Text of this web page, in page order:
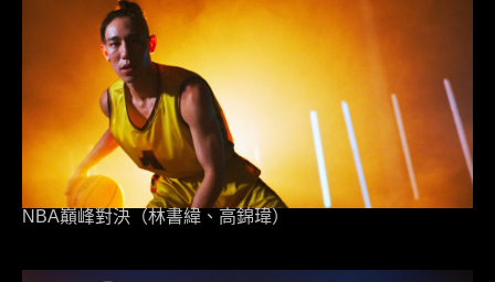
NBA巔峰對決（林書緯、高錦瑋）